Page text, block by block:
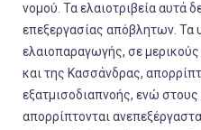
νομού. Τα ελαιοτριβεία αυτά
επεξεργασίας απόβλητων. Τα
ελαιοπαραγωγής, σε
και της Κασσάνδρας,
εξατμισοδιαπνοής, ενώ
απορρίπτονται